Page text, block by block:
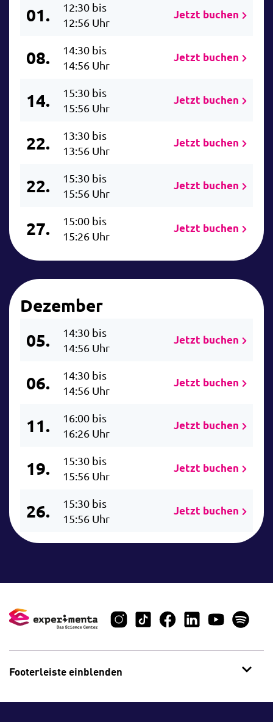
01.
12:30 bis
12:56 Uhr
Jetzt buchen
08.
14:30 bis
14:56 Uhr
Jetzt buchen
14.
15:30 bis
15:56 Uhr
Jetzt buchen
22.
13:30 bis
13:56 Uhr
Jetzt buchen
22.
15:30 bis
15:56 Uhr
Jetzt buchen
27.
15:00 bis
15:26 Uhr
Jetzt buchen
Dezember
05.
14:30 bis
14:56 Uhr
Jetzt buchen
06.
14:30 bis
14:56 Uhr
Jetzt buchen
11.
16:00 bis
16:26 Uhr
Jetzt buchen
19.
15:30 bis
15:56 Uhr
Jetzt buchen
26.
15:30 bis
15:56 Uhr
Jetzt buchen
Footerleiste einblenden